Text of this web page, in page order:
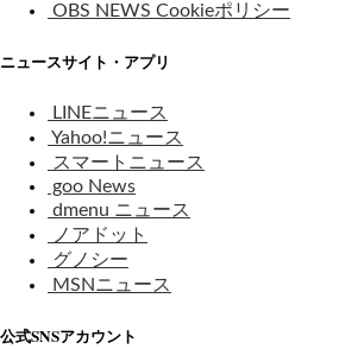
OBS NEWS Cookieポリシー
ニュースサイト・アプリ
LINEニュース
Yahoo!ニュース
スマートニュース
goo News
dmenu ニュース
ノアドット
グノシー
MSNニュース
公式SNSアカウント